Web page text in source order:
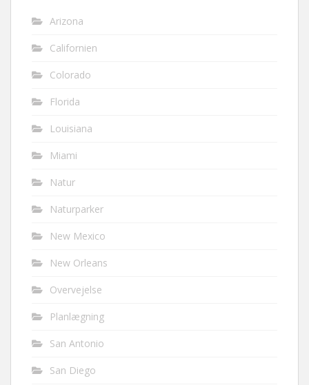
Arizona
Californien
Colorado
Florida
Louisiana
Miami
Natur
Naturparker
New Mexico
New Orleans
Overvejelse
Planlægning
San Antonio
San Diego